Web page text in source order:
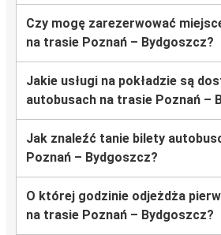
Czy mogę zarezerwować
na trasie Poznań – Bydgoszcz?
Jakie usługi na pokładzie są
autobusach na trasie Poznań –
Jak znaleźć tanie bilety
Poznań – Bydgoszcz?
O której godzinie odjeżdża
na trasie Poznań – Bydgoszcz?